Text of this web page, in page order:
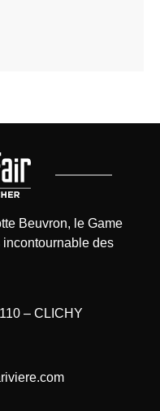
Beuvron, le Game
des
– CLICHY